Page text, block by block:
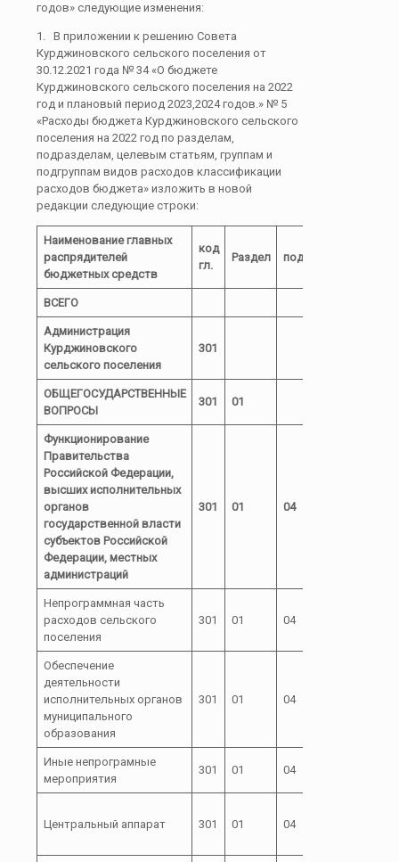
годов» следующие изменения:
1. В приложении к решению Совета
Курджиновского сельского поселения от
30.12.2021 года № 34 «О бюджете
Курджиновского сельского поселения на 2022
год и плановый период 2023,2024 годов.» № 5
«Расходы бюджета Курджиновского сельского
поселения на 2022 год по разделам,
подразделам, целевым статьям, группам и
подгруппам видов расходов классификации
расходов бюджета» изложить в новой
редакции следующие строки:
Наименование главных
распрядителей
бюджетных средств
код
гл.
Раздел подраздел
ВСЕГО
Администрация
Курджиновского
сельского поселения
301
ОБЩЕГОСУДАРСТВЕННЫЕ
ВОПРОСЫ
301 01
Функционирование
Правительства
Российской Федерации,
высших исполнительных
органов
государственной власти
субъектов Российской
Федерации, местных
администраций
301 01 04
Непрограммная часть
расходов сельского
поселения
301 01 04
Обеспечение
деятельности
исполнительных органов
муниципального
образования
301 01 04
Иные непрограмные
мероприятия
301 01 04
Центральный аппарат 301 01 04